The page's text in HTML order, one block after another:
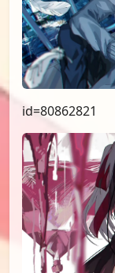
id=80862821